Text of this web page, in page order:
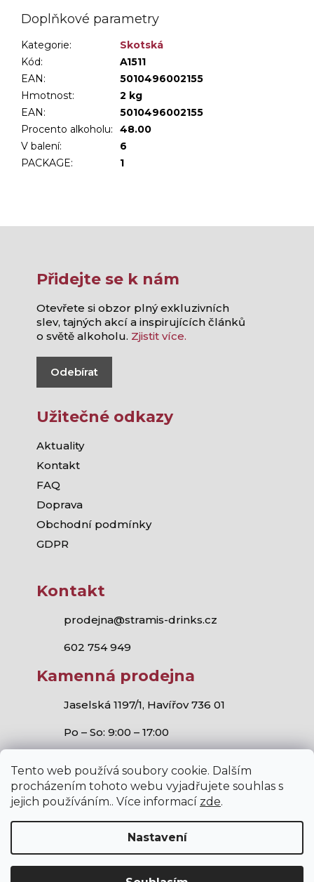
Tento web používá soubory cookie. Dalším
procházením tohoto webu vyjadřujete souhlas s
jejich používáním.. Více informací zde.
Nastavení
Doplňkové parametry
Kategorie:
Skotská
Kód:
A1511
EAN:
5010496002155
Hmotnost:
2 kg
EAN:
5010496002155
Procento alkoholu:
48.00
V balení:
6
PACKAGE: 1
Přidejte se k nám
Otevřete si obzor plný exkluzivních
slev, tajných akcí a inspirujících článků
o světě alkoholu. Zjistit více.
Odebírat
Užitečné odkazy
Aktuality
Kontakt
FAQ
Doprava
Obchodní podmínky
GDPR
Kontakt
prodejna@stramis-drinks.cz
602 754 949
Kamenná prodejna
Jaselská 1197/1, Havířov 736 01
Po – So: 9:00 – 17:00
Stramis.cz všechna práva vyhrazena.
Studio S!cka